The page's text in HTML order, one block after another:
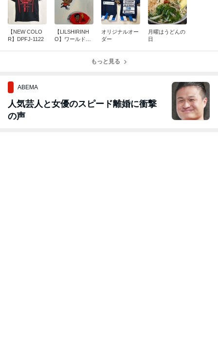
【NEW COLO
R】DPFJ-1122
【LILSHIRINH
O】ワールドカ
オリジナルオー
ダー
月曜はうどんの
日
もっと見る
ABEMA
人気芸人と女優のスピード離婚に衝撃
の声